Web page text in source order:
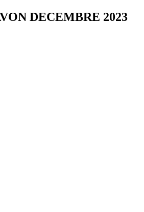
DECEMBRE 2023